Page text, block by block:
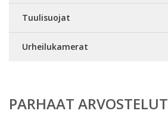
Tuulisuojat
Urheilukamerat
PARHAAT ARVOSTELUT